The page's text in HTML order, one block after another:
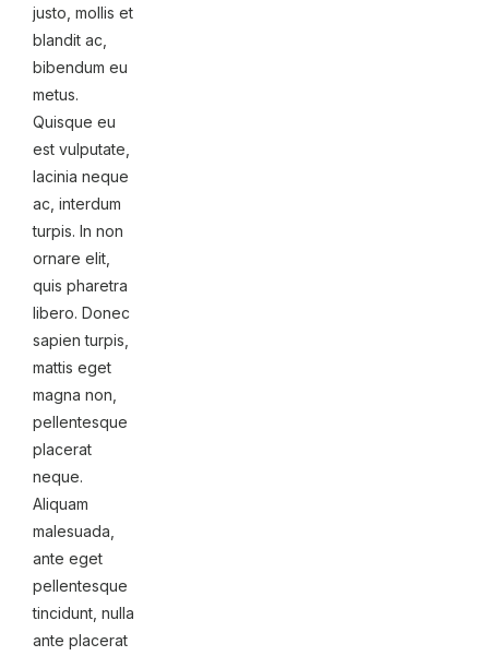
justo, mollis et
blandit ac,
bibendum eu
metus.
Quisque eu
est vulputate,
lacinia neque
ac, interdum
turpis. In non
ornare elit,
quis pharetra
libero. Donec
sapien turpis,
mattis eget
magna non,
pellentesque
placerat
neque.
Aliquam
malesuada,
ante eget
pellentesque
tincidunt, nulla
ante placerat